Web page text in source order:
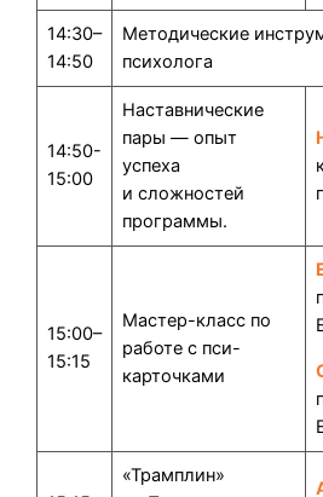
14:30–
14:50
Методические
психолога
14:50-
15:00
Наставнические
пары — опыт
успеха
и сложностей
программы.
15:00–
15:15
Мастер-класс по
работе с пси-
карточками
«Трамплин»